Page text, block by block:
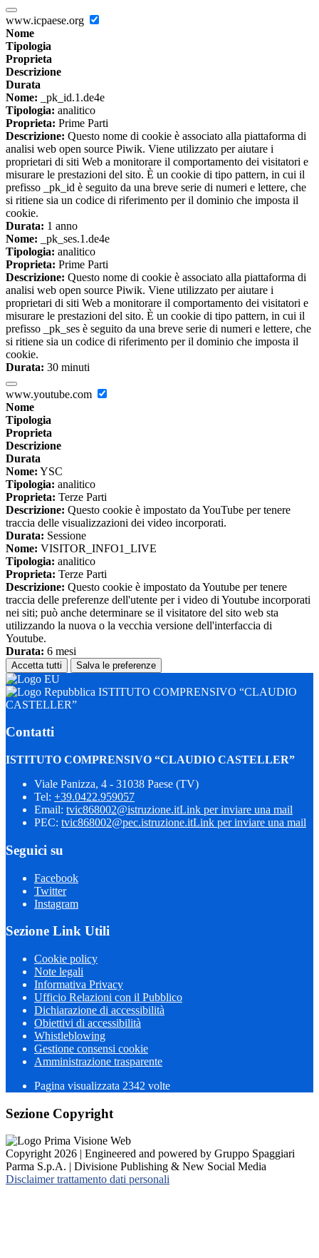
www.icpaese.org
Nome
Tipologia
Proprieta
Descrizione
Durata
Nome: _pk_id.1.de4e
Tipologia: analitico
Proprieta: Prime Parti
Descrizione: Questo nome di cookie è associato alla piattaforma di
analisi web open source Piwik. Viene utilizzato per aiutare i
proprietari di siti Web a monitorare il comportamento dei visitatori e
misurare le prestazioni del sito. È un cookie di tipo pattern, in cui il
prefisso _pk_id è seguito da una breve serie di numeri e lettere, che
si ritiene sia un codice di riferimento per il dominio che imposta il
cookie.
Durata: 1 anno
Nome: _pk_ses.1.de4e
Tipologia: analitico
Proprieta: Prime Parti
Descrizione: Questo nome di cookie è associato alla piattaforma di
analisi web open source Piwik. Viene utilizzato per aiutare i
proprietari di siti Web a monitorare il comportamento dei visitatori e
misurare le prestazioni del sito. È un cookie di tipo pattern, in cui il
prefisso _pk_ses è seguito da una breve serie di numeri e lettere, che
si ritiene sia un codice di riferimento per il dominio che imposta il
cookie.
Durata: 30 minuti
www.youtube.com
Nome
Tipologia
Proprieta
Descrizione
Durata
Nome: YSC
Tipologia: analitico
Proprieta: Terze Parti
Descrizione: Questo cookie è impostato da YouTube per tenere
traccia delle visualizzazioni dei video incorporati.
Durata: Sessione
Nome: VISITOR_INFO1_LIVE
Tipologia: analitico
Proprieta: Terze Parti
Descrizione: Questo cookie è impostato da Youtube per tenere
traccia delle preferenze dell'utente per i video di Youtube incorporati
nei siti; può anche determinare se il visitatore del sito web sta
utilizzando la nuova o la vecchia versione dell'interfaccia di
Youtube.
Durata: 6 mesi
Accetta tutti Salva le preferenze
ISTITUTO COMPRENSIVO “CLAUDIO
CASTELLER”
Contatti
ISTITUTO COMPRENSIVO “CLAUDIO CASTELLER”
Viale Panizza, 4 - 31038 Paese (TV)
Tel: +39.0422.959057
Email: tvic868002@istruzione.itLink per inviare una mail
PEC: tvic868002@pec.istruzione.itLink per inviare una mail
Seguici su
Facebook
Twitter
Instagram
Sezione Link Utili
Cookie policy
Note legali
Informativa Privacy
Ufficio Relazioni con il Pubblico
Dichiarazione di accessibilità
Obiettivi di accessibilità
Whistleblowing
Gestione consensi cookie
Amministrazione trasparente
Pagina visualizzata 2342 volte
Sezione Copyright
Copyright 2026 | Engineered and powered by Gruppo Spaggiari
Parma S.p.A. | Divisione Publishing & New Social Media
Disclaimer trattamento dati personali